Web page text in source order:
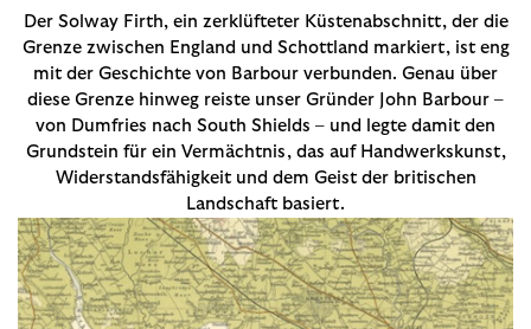
Der Solway Firth, ein zerklüfteter Küstenabschnitt, der die
Grenze zwischen England und Schottland markiert, ist eng
mit der Geschichte von Barbour verbunden. Genau über
diese Grenze hinweg reiste unser Gründer John Barbour –
von Dumfries nach South Shields – und legte damit den
Grundstein für ein Vermächtnis, das auf Handwerkskunst,
Widerstandsfähigkeit und dem Geist der britischen
Landschaft basiert.